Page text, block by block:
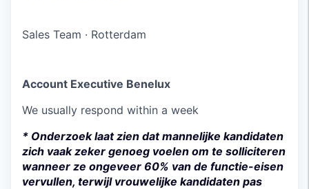
Sales Team · Rotterdam
Account Executive Benelux
We usually respond within a week
* Onderzoek laat zien dat mannelijke kandidaten
zich vaak zeker genoeg voelen om te solliciteren
wanneer ze ongeveer 60% van de functie-eisen
vervullen, terwijl vrouwelijke kandidaten pas